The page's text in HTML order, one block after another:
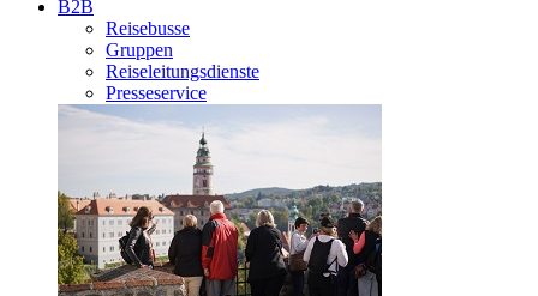
B2B
Reisebusse
Gruppen
Reiseleitungsdienste
Presseservice